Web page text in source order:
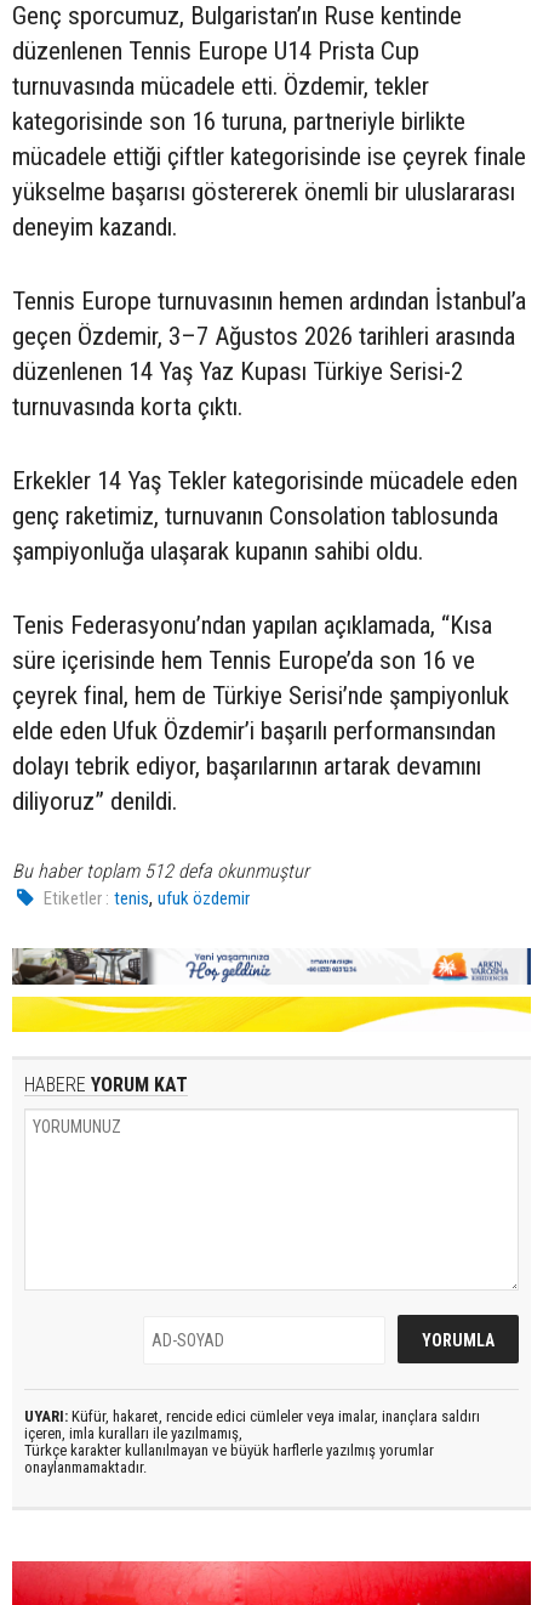
Genç sporcumuz, Bulgaristan’ın Ruse kentinde
düzenlenen Tennis Europe U14 Prista Cup
turnuvasında mücadele etti. Özdemir, tekler
kategorisinde son 16 turuna, partneriyle birlikte
mücadele ettiği çiftler kategorisinde ise çeyrek finale
yükselme başarısı göstererek önemli bir uluslararası
deneyim kazandı.
Tennis Europe turnuvasının hemen ardından İstanbul’a
geçen Özdemir, 3–7 Ağustos 2026 tarihleri arasında
düzenlenen 14 Yaş Yaz Kupası Türkiye Serisi-2
turnuvasında korta çıktı.
Erkekler 14 Yaş Tekler kategorisinde mücadele eden
genç raketimiz, turnuvanın Consolation tablosunda
şampiyonluğa ulaşarak kupanın sahibi oldu.
Tenis Federasyonu’ndan yapılan açıklamada, “Kısa
süre içerisinde hem Tennis Europe’da son 16 ve
çeyrek final, hem de Türkiye Serisi’nde şampiyonluk
elde eden Ufuk Özdemir’i başarılı performansından
dolayı tebrik ediyor, başarılarının artarak devamını
diliyoruz” denildi.
Bu haber toplam 512 defa okunmuştur
Etiketler : tenis,ufuk özdemir
HABERE YORUM KAT
UYARI: Küfür, hakaret, rencide edici cümleler veya imalar, inançlara saldırı
içeren, imla kuralları ile yazılmamış,
Türkçe karakter kullanılmayan ve büyük harflerle yazılmış yorumlar
onaylanmamaktadır.